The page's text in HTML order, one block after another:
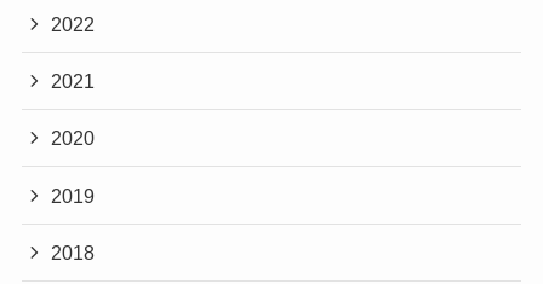
2022
2021
2020
2019
2018